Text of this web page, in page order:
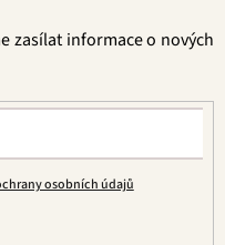
zasílat informace o nových
osobních údajů